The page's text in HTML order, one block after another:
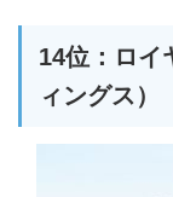
14位：ロイ
ィングス）